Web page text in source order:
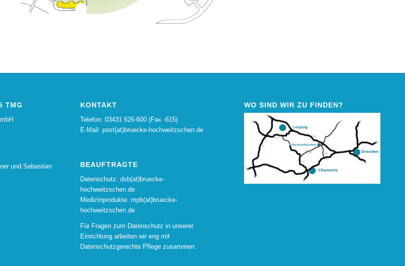
1
und Sebastian
KONTAKT
Telefon: 03431 626-600 (Fax -615)
E-Mail: post(at)bruecke-hochweitzschen.de
BEAUFTRAGTE
Datenschutz: dsb(at)bruecke-
hochweitzschen.de
Medizinprodukte: mpb(at)bruecke-
hochweitzschen.de
Für Fragen zum Datenschutz in unserer
Einrichtung arbeiten wir eng mit
Datenschutzgerechte Pflege zusammen.
WO SIND WIR ZU FINDEN?